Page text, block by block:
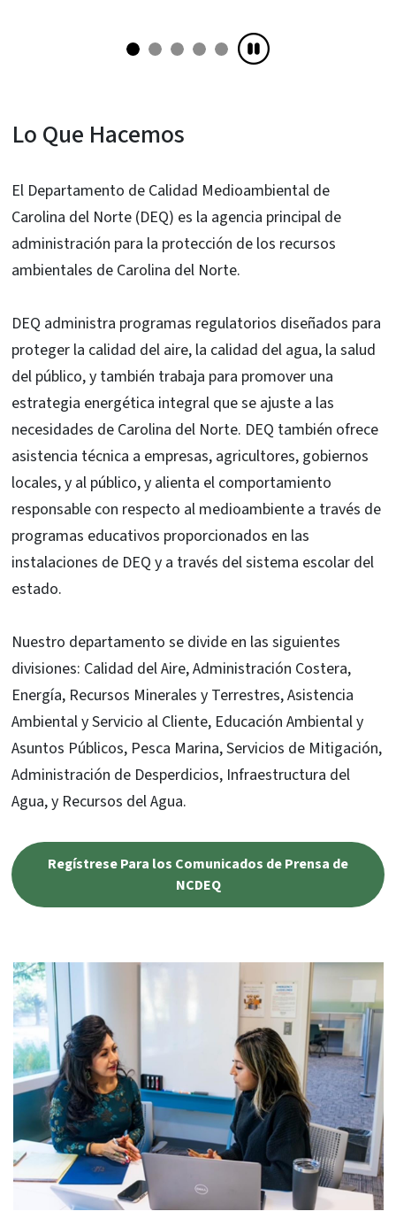
Encuentra tu carrera!
El Departamento de Calidad Medioambiental de
Carolina del Norte (DEQ) es la agencia principal de
administración para la protección de los recursos
DEQ administra programas regulatorios diseñados para
proteger la calidad del aire, la calidad del agua, la salud
del público, y también trabaja para promover una
estrategia energética integral que se ajuste a las
necesidades de Carolina del Norte. DEQ también ofrece
asistencia técnica a empresas, agricultores, gobiernos
locales, y al público, y alienta el comportamiento
responsable con respecto al medioambiente a través de
programas educativos proporcionados en las
instalaciones de DEQ y a través del sistema escolar del
Nuestro departamento se divide en las siguientes
divisiones: Calidad del Aire, Administración Costera,
Energía, Recursos Minerales y Terrestres, Asistencia
Ambiental y Servicio al Cliente, Educación Ambiental y
Asuntos Públicos, Pesca Marina, Servicios de Mitigación,
Administración de Desperdicios, Infraestructura del
Agua, y Recursos del Agua.